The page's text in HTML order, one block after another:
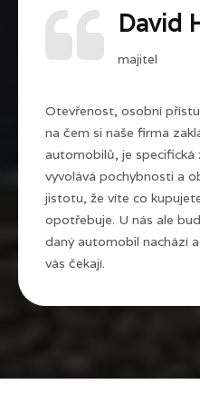
David
majitel
Otevřenost, osobní
na čem si naše firma
automobilů, je
vyvolává pochybnosti a
jistotu, že víte co
opotřebuje. U nás ale
daný automobil nachází
vás čekají.